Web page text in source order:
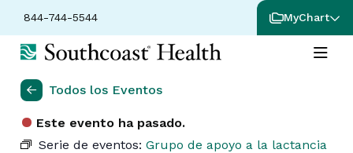
844-744-5544 MyChart
Todos los Eventos
Este evento ha pasado.
Serie de eventos: Grupo de apoyo a la lactancia